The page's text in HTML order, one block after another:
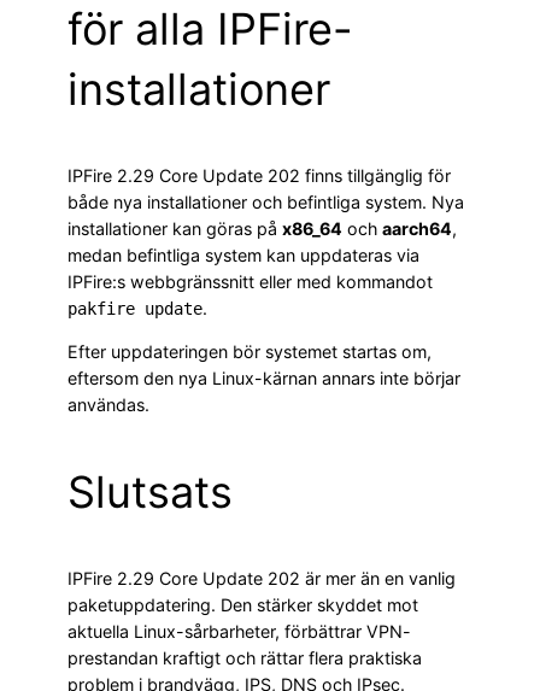
för alla IPFire-
installationer
IPFire 2.29 Core Update 202 finns tillgänglig för
både nya installationer och befintliga system. Nya
installationer kan göras på x86_64 och aarch64,
medan befintliga system kan uppdateras via
IPFire:s webbgränssnitt eller med kommandot
pakfire update.
Efter uppdateringen bör systemet startas om,
eftersom den nya Linux-kärnan annars inte börjar
användas.
Slutsats
IPFire 2.29 Core Update 202 är mer än en vanlig
paketuppdatering. Den stärker skyddet mot
aktuella Linux-sårbarheter, förbättrar VPN-
prestandan kraftigt och rättar flera praktiska
problem i brandvägg, IPS, DNS och IPsec.